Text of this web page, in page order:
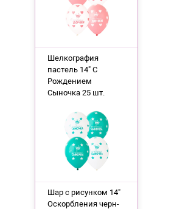
Шелкография
пастель 14" С
Рождением
Сыночка 25 шт.
Шар с рисунком 14"
Оскорбления черн-